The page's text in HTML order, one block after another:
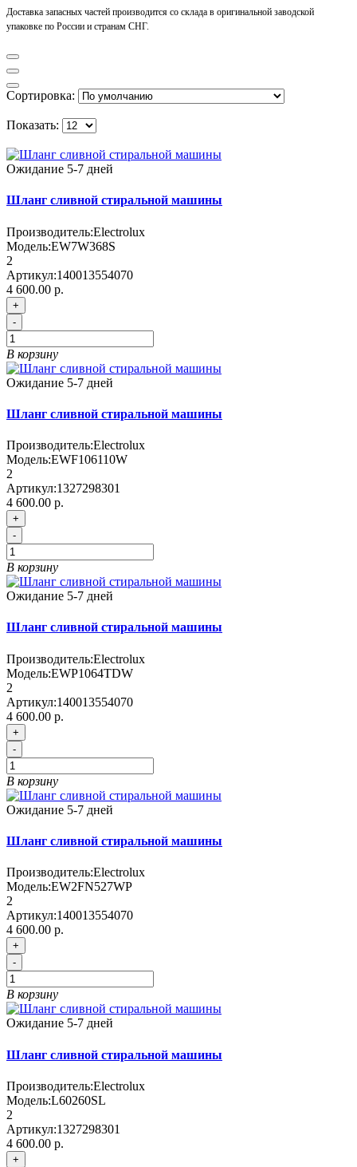
Доставка запасных частей производится со склада в оригинальной заводской
упаковке по России и странам СНГ.
Сортировка:
Показать:
Ожидание 5-7 дней
Шланг сливной стиральной машины
Производитель:Electrolux
Модель:EW7W368S
2
Артикул:140013554070
4 600.00 р.
+
-
В корзину
Ожидание 5-7 дней
Шланг сливной стиральной машины
Производитель:Electrolux
Модель:EWF106110W
2
Артикул:1327298301
4 600.00 р.
+
-
В корзину
Ожидание 5-7 дней
Шланг сливной стиральной машины
Производитель:Electrolux
Модель:EWP1064TDW
2
Артикул:140013554070
4 600.00 р.
+
-
В корзину
Ожидание 5-7 дней
Шланг сливной стиральной машины
Производитель:Electrolux
Модель:EW2FN527WP
2
Артикул:140013554070
4 600.00 р.
+
-
В корзину
Ожидание 5-7 дней
Шланг сливной стиральной машины
Производитель:Electrolux
Модель:L60260SL
2
Артикул:1327298301
4 600.00 р.
+